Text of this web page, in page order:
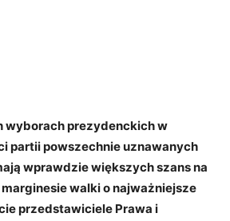
wyborach prezydenckich w
partii powszechnie uznawanych
wprawdzie większych szans na
walki o najważniejsze
przedstawiciele Prawa i